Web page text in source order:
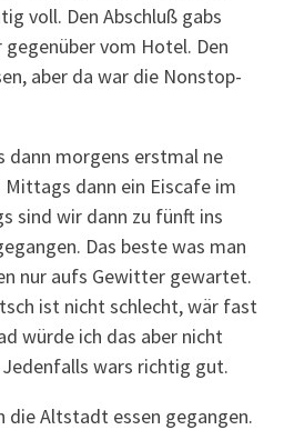
voll. Den Abschluß gabs
vom Hotel. Den
aber da war die Nonstop-
dann morgens erstmal ne
dann ein Eiscafe im
sind wir dann zu fünft ins
Das beste was man
nur aufs Gewitter gewartet.
ist nicht schlecht, wär fast
würde ich das aber nicht
Jedenfalls wars richtig gut.
die Altstadt essen gegangen.